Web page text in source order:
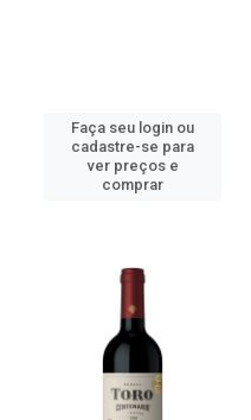
Faça seu login ou
cadastre-se para
ver preços e
comprar